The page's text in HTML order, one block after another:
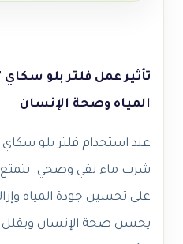
المياه وصحة الإنسان
شرب ماء نقي وصحي. يتمتع
على تحسين جودة المياه
يحسن صحة الإنسان ويقلل